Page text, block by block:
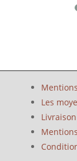
Les